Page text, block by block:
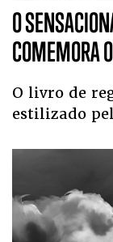
O
COMEMORA
O livro de
estilizado